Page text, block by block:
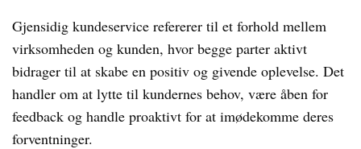
Gjensidig kundeservice refererer til et forhold mellem
virksomheden og kunden, hvor begge parter aktivt
bidrager til at skabe en positiv og givende oplevelse. Det
handler om at lytte til kundernes behov, være åben for
feedback og handle proaktivt for at imødekomme deres
forventninger.